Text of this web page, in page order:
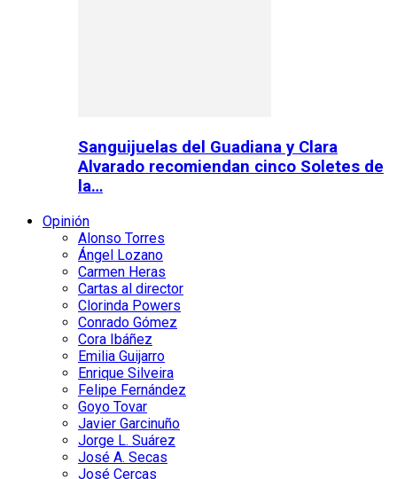
Sanguijuelas del Guadiana y Clara
Alvarado recomiendan cinco Soletes de
la…
Opinión
Alonso Torres
Ángel Lozano
Carmen Heras
Cartas al director
Clorinda Powers
Conrado Gómez
Cora Ibáñez
Emilia Guijarro
Enrique Silveira
Felipe Fernández
Goyo Tovar
Javier Garcinuño
Jorge L. Suárez
José A. Secas
José Cercas